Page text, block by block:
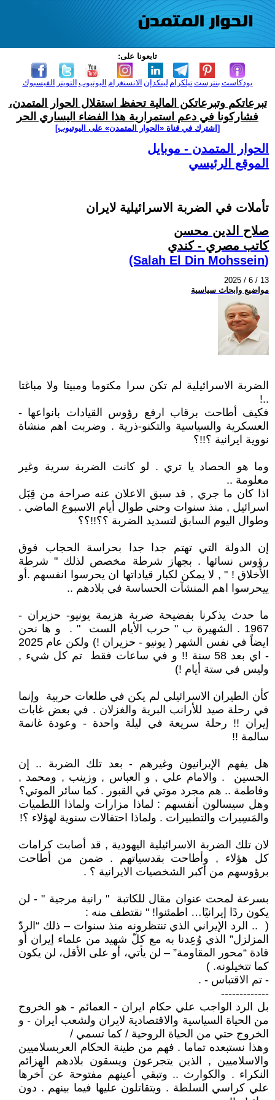
تابعونا على:
الفيسبوك التويتر اليوتيوب الانستغرام لينكدإن تيلكرامبنترست بودكاست
تبرعاتكم وتبرعاتكن المالية تحفظ استقلال الحوار المتمدن،
فشاركونا في دعم استمرارية هذا الفضاء اليساري الحر
[اشترك في قناة ‫«الحوار المتمدن» على اليوتيوب]
الحوار المتمدن - موبايل
الموقع الرئيسي
تأملات في الضربة الاسرائيلية لايران
صلاح الدين محسن
كاتب مصري - كندي
(Salah El Din Mohssein‏)
2025 / 6 / 13
مواضيع وابحاث سياسية
الضربة الاسرائيلية لم تكن سرا مكتوما ومبيتا ولا مباغتا
..!
فكيف أطاحت برقاب ارفع رؤوس القيادات بانواعها -
العسكرية والسياسية والتكنو-ذرية . وضربت اهم منشاة
نووية ايرانية ؟!!؟
وما هو الحصاد يا تري . لو كانت الضربة سرية وغير
معلومة ..
اذا كان ما جري , قد سبق الاعلان عنه صراحة من قِبَل
اسرائيل , منذ سنوات وحتي طوال أيام الاسبوع الماضي .
وطوال اليوم السابق لتسديد الضربة ؟؟!!؟؟
إن الدولة التي تهتم جدا جدا بحراسة الحجاب فوق
رؤوس نسائها . بجهاز شرطة مخصص لذلك " شرطة
الأخلاق ! " , لا يمكن لكبار قياداتها ان يحرسوا انفسهم .أو
ييحرسوا اهم المنشآت الحساسة في بلادهم ..
ما حدث يذكرنا بفضيحة ضربة هزيمة يونيو- حزيران -
1967 . الشهيرة ب " حرب الأيام الست " . و ها نحن
ايضاً في نفس الشهر ( يونيو - حزيران !) ولكن عام 2025
- اي بعد 58 سنة !! و في ساعات فقط تم كل شيء ,
وليس في ستة أيام !)
كأن الطيران الاسرائيلي لم يكن في طلعات حربية وإنما
في رحلة صيد للأرانب البرية والغزلان . في بعض غابات
إيران !! رحلة سريعة في ليلة واحدة - وعودة غانمة
سالمة !!
هل يفهم الإيرانيون وغيرهم - بعد تلك الضربة .. إن
الحسين . والامام علي , و العباس , وزينب , ومحمد ,
وفاطمة .. هم مجرد موتي في القبور . كما سائر الموتي؟
وهل سيسالون أنفسهم : لماذا مزارات ولماذا اللطميات
والمَسِيرات والتطبيرات . ولماذا احتفالات سنوية لهؤلاء ؟!
لان تلك الضربة الاسرائيلية اليهودية , قد أصابت كرامات
كل هؤلاء , وأطاحت بقدسياتهم . ضمن من أطاحت
برؤوسهم من أكبر الشخصيات الايرانية ؟ .
بسرعة لمحت عنوان مقال للكاتبة " رانية مرجية " - لن
يكون ردًا إيرانيًا… اطمئنوا! " نقتطف منه :
( .. الرد الإيراني الذي تنتظرونه منذ سنوات – ذلك “الردّ
المزلزل” الذي وُعِدنا به مع كلّ شهيد من علماء إيران أو
قادة “محور المقاومة” – لن يأتي، أو على الأقل، لن يكون
كما تتخيلونه. )
- تم الاقتباس - .
-------------
بل الرد الواجب علي حكام ايران - العمائم - هو الخروج
من الحياة السياسية والاقتصادية لايران ولشعب ايران - و
الخروج حتي من الحياة الروحية / كما تسمي /
وهذا نستبعده تماما . فهم من طينة الحكام العربسلاميين
والاسلاميين , الذين يتجرعون ويسقون بلادهم الهزائم
النكراء . والكوارث .. وتبقي أعينهم مفتوحة عن آخرها
علي كراسي السلطة . ويتقاتلون عليها فيما بينهم . دون